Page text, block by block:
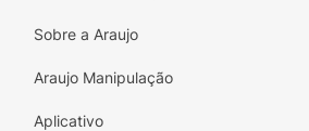
Sobre a Araujo
Araujo Manipulação
Aplicativo